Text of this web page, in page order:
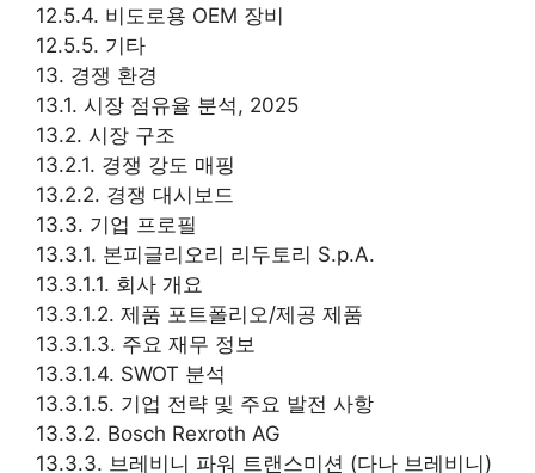
12.5.4. 비도로용 OEM 장비
12.5.5. 기타
13. 경쟁 환경
13.1. 시장 점유율 분석, 2025
13.2. 시장 구조
13.2.1. 경쟁 강도 매핑
13.2.2. 경쟁 대시보드
13.3. 기업 프로필
13.3.1. 본피글리오리 리두토리 S.p.A.
13.3.1.1. 회사 개요
13.3.1.2. 제품 포트폴리오/제공 제품
13.3.1.3. 주요 재무 정보
13.3.1.4. SWOT 분석
13.3.1.5. 기업 전략 및 주요 발전 사항
13.3.2. Bosch Rexroth AG
13.3.3. 브레비니 파워 트랜스미션 (다나 브레비니)